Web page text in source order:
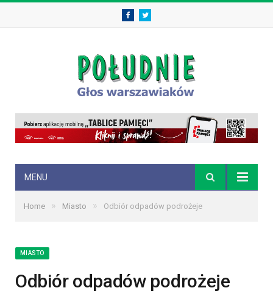
FacebookTwitter
MENU
Home » Miasto » Odbiór odpadów podrożeje
MIASTO
Odbiór odpadów podrożeje